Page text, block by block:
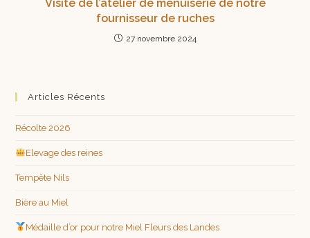
Visite de l’atelier de menuiserie de notre
fournisseur de ruches
27 novembre 2024
Articles Récents
Récolte 2026
Elevage des reines
Tempête Nils
Bière au Miel
Médaille d’or pour notre Miel Fleurs des Landes